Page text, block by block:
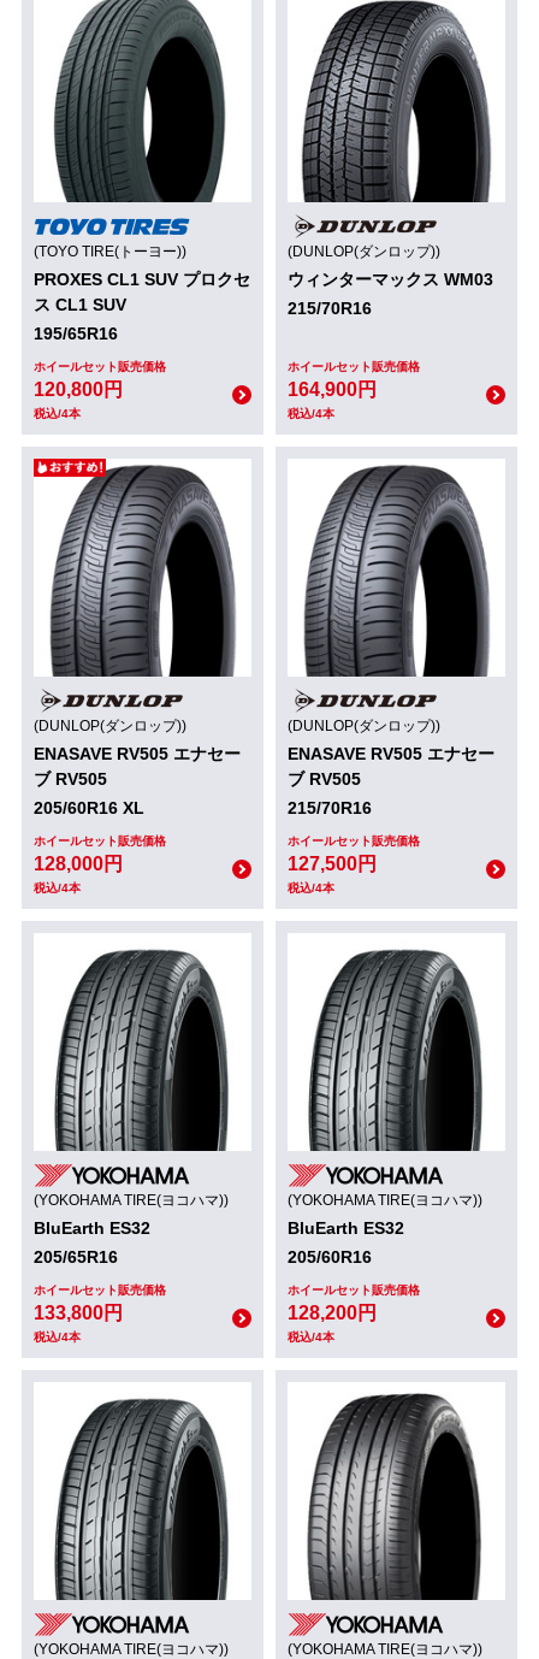
(TOYO TIRE(トーヨー))
PROXES CL1 SUV プロクセ
ス CL1 SUV
195/65R16
ホイールセット販売価格
120,800円
税込/4本
(DUNLOP(ダンロップ))
ウィンターマックス WM03
215/70R16
ホイールセット販売価格
164,900円
税込/4本
(DUNLOP(ダンロップ))
ENASAVE RV505 エナセー
ブ RV505
205/60R16 XL
ホイールセット販売価格
128,000円
税込/4本
(DUNLOP(ダンロップ))
ENASAVE RV505 エナセー
ブ RV505
215/70R16
ホイールセット販売価格
127,500円
税込/4本
(YOKOHAMA TIRE(ヨコハマ))
BluEarth ES32
205/65R16
ホイールセット販売価格
133,800円
税込/4本
(YOKOHAMA TIRE(ヨコハマ))
BluEarth ES32
205/60R16
ホイールセット販売価格
128,200円
税込/4本
(YOKOHAMA TIRE(ヨコハマ)) (YOKOHAMA TIRE(ヨコハマ))